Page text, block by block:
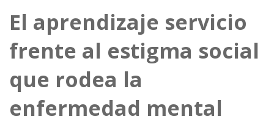
El aprendizaje servicio
frente al estigma social
que rodea la
enfermedad mental